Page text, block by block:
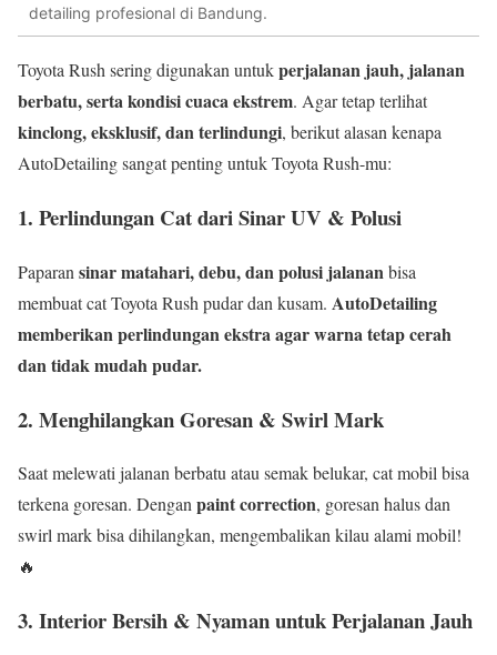
detailing profesional di Bandung.
Toyota Rush sering digunakan untukperjalanan jauh, jalanan
berbatu, serta kondisi cuaca ekstrem. Agar tetap terlihat
kinclong, eksklusif, dan terlindungi, berikut alasan kenapa
AutoDetailing sangat penting untuk Toyota Rush-mu:
1. Perlindungan Cat dari Sinar UV & Polusi
Paparan sinar matahari, debu, dan polusi jalananbisa
membuat cat Toyota Rush pudar dan kusam. AutoDetailing
memberikan perlindungan ekstra agar warna tetap cerah
dan tidak mudah pudar.
2. Menghilangkan Goresan & Swirl Mark
Saat melewati jalanan berbatu atau semak belukar, cat mobil bisa
terkena goresan. Denganpaint correction, goresan halus dan
swirl mark bisa dihilangkan, mengembalikan kilau alami mobil!
🔥
3. Interior Bersih & Nyaman untuk Perjalanan Jauh